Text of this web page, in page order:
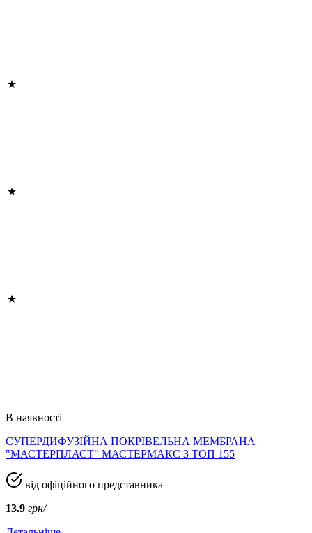
В наявності
СУПЕРДИФУЗІЙНА ПОКРІВЕЛЬНА МЕМБРАНА
"МАСТЕРПЛАСТ" МАСТЕРМАКС 3 ТОП 155
від офіційного представника
13.9 грн/